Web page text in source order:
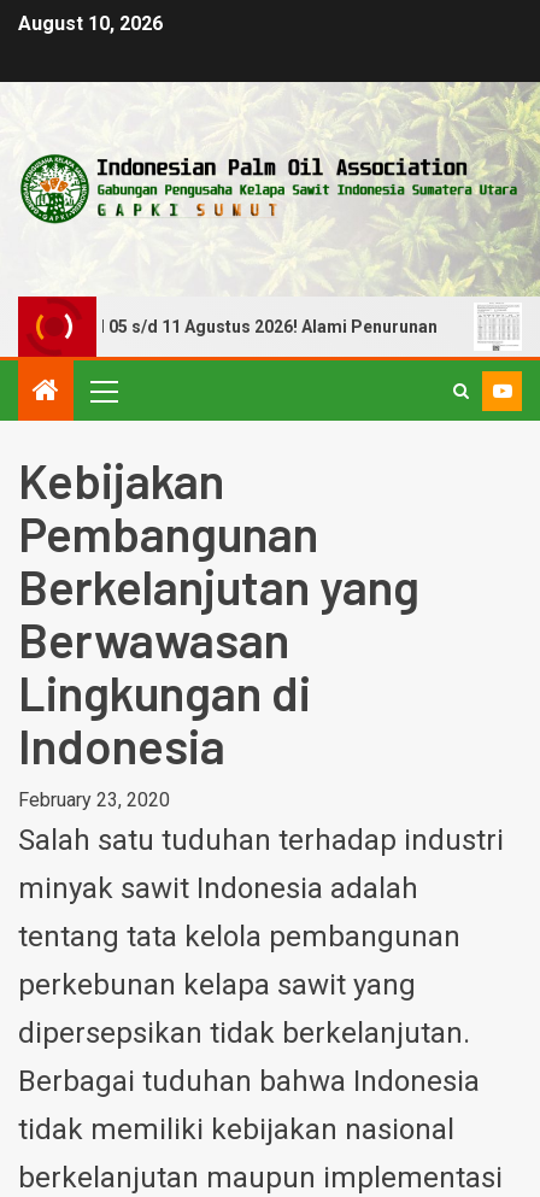
August 10, 2026
05 s/d 11 Agustus 2026! Alami Penurunan
Kebijakan
Pembangunan
Berkelanjutan yang
Berwawasan
Lingkungan di
Indonesia
February 23, 2020
Salah satu tuduhan terhadap industri
minyak sawit Indonesia adalah
tentang tata kelola pembangunan
perkebunan kelapa sawit yang
dipersepsikan tidak berkelanjutan.
Berbagai tuduhan bahwa Indonesia
tidak memiliki kebijakan nasional
berkelanjutan maupun implementasi